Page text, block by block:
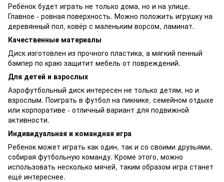
Ребёнок будет играть не только дома, но и на улице.
Главное - ровная поверхность. Можно положить игрушку на
деревянный пол, ковёр с маленьким ворсом, ламинат.
Качественные материалы
Диск изготовлен из прочного пластика, а мягкий пенный
бампер по краю защитит мебель от повреждений.
Для детей и взрослых
Аэрофутбольный диск интересен не только детям, но и
взрослым. Поиграть в футбол на пикнике, семейном отдыхе
или корпоративе - отличный вариант для подвижной
активности.
Индивидуальная и командная игра
Ребенок может играть как один, так и со своими друзьями,
собирая футбольную команду. Кроме этого, можно
использовать несколько мячей, таким образом игра станет
ещё интереснее.